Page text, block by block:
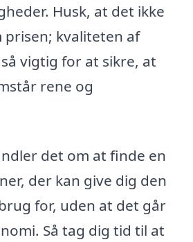
Husk, at det ikke
prisen; kvaliteten af
vigtig for at sikre, at
rene og
det om at finde en
der kan give dig den
for, uden at det går
Så tag dig tid til at